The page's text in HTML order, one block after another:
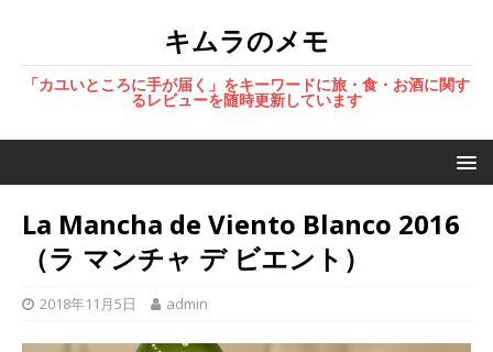
キムラのメモ
「カユいところに手が届く」をキーワードに旅・食・お酒に関す
るレビューを随時更新しています
La Mancha de Viento Blanco 2016
（ラ マンチャ デ ビエント）
2018年11月5日 admin